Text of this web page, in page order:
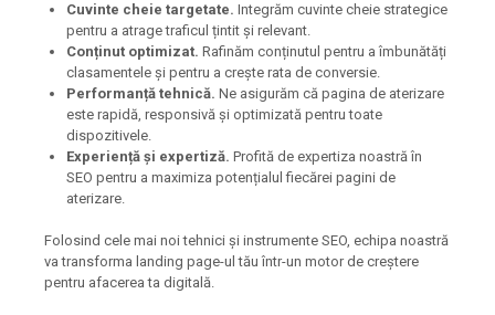
Cuvinte cheie targetate. Integrăm cuvinte cheie strategice
pentru a atrage traficul țintit și relevant.
Conținut optimizat. Rafinăm conținutul pentru a îmbunătăți
clasamentele și pentru a crește rata de conversie.
Performanță tehnică. Ne asigurăm că pagina de aterizare
este rapidă, responsivă și optimizată pentru toate
dispozitivele.
Experiență și expertiză. Profită de expertiza noastră în
SEO pentru a maximiza potențialul fiecărei pagini de
aterizare.
Folosind cele mai noi tehnici și instrumente SEO, echipa noastră
va transforma landing page-ul tău într-un motor de creștere
pentru afacerea ta digitală.